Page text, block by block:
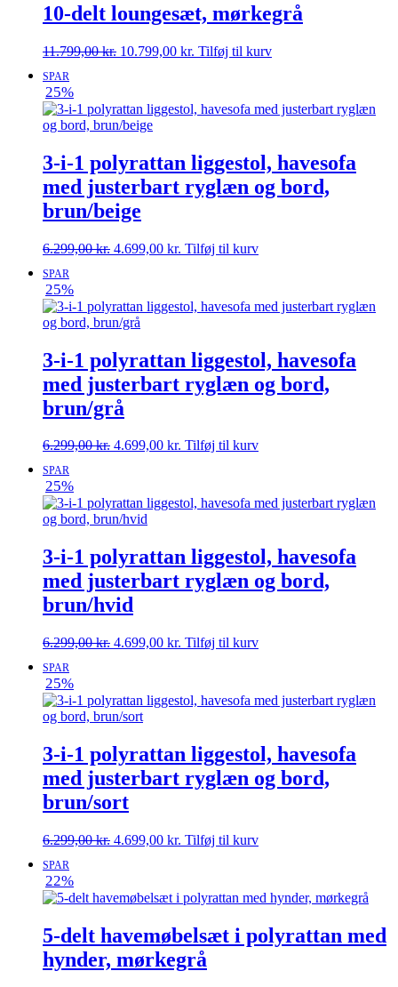
10-delt loungesæt, mørkegrå
11.799,00kr. Den
11.799,00 kr..
10.799,00 kr. Den
10.799,00 kr..
Tilføj til kurv
SPAR
25%
3-i-1 polyrattan liggestol, havesofa
med justerbart ryglæn og bord,
brun/beige
6.299,00kr. Den
6.299,00 kr..
4.699,00 kr. Den
4.699,00 kr..
Tilføj til kurv
SPAR
25%
3-i-1 polyrattan liggestol, havesofa
med justerbart ryglæn og bord,
brun/grå
6.299,00kr. Den
6.299,00 kr..
4.699,00 kr. Den
4.699,00 kr..
Tilføj til kurv
SPAR
25%
3-i-1 polyrattan liggestol, havesofa
med justerbart ryglæn og bord,
brun/hvid
6.299,00kr. Den
6.299,00 kr..
4.699,00 kr. Den
4.699,00 kr..
Tilføj til kurv
SPAR
25%
3-i-1 polyrattan liggestol, havesofa
med justerbart ryglæn og bord,
brun/sort
6.299,00kr. Den
6.299,00 kr..
4.699,00 kr. Den
4.699,00 kr..
Tilføj til kurv
SPAR
22%
5-delt havemøbelsæt i polyrattan med
hynder, mørkegrå